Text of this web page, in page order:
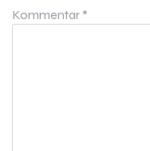
Kommentar *